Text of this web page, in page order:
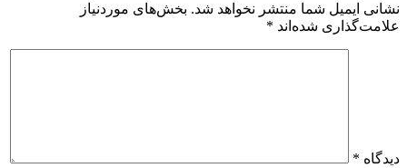
نشانی ایمیل شما منتشر نخواهد شد. بخش‌های موردنیاز
علامت‌گذاری شده‌اند *
دیدگاه *